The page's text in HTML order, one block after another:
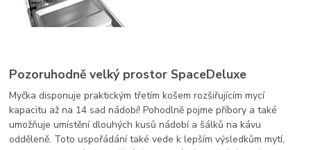
Pozoruhodně velký prostor SpaceDeluxe
Myčka disponuje praktickým třetím košem rozšiřujícím mycí
kapacitu až na 14 sad nádobí! Pohodlně pojme příbory a také
umožňuje umístění dlouhých kusů nádobí a šálků na kávu
odděleně. Toto uspořádání také vede k lepším výsledkům mytí,